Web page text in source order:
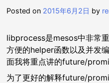
Posted on 2015年6月2日 by
libprocess是mesos中非常
方便的helper函数以及并发
面我将重点讲的future/
为了更好的解释future/